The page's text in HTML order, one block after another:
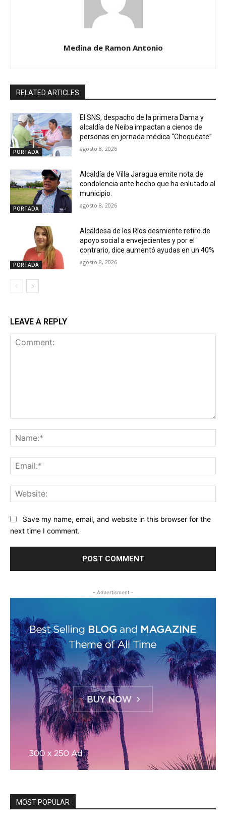
Medina de Ramon Antonio
RELATED ARTICLES
PORTADA
El SNS, despacho de la primera Dama y
alcaldía de Neiba impactan a cienos de
personas en jornada médica “Chequéate”
agosto 8, 2026
PORTADA
Alcaldía de Villa Jaragua emite nota de
condolencia ante hecho que ha enlutado al
municipio.
agosto 8, 2026
PORTADA
Alcaldesa de los Ríos desmiente retiro de
apoyo social a envejecientes y por el
contrario, dice aumentó ayudas en un 40%
agosto 8, 2026
LEAVE A REPLY
Save my name, email, and website in this browser for the
next time I comment.
- Advertisment -
MOST POPULAR